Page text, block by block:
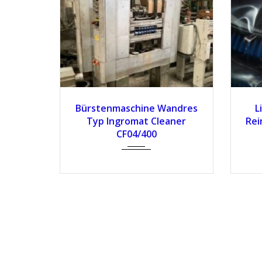
Bürstenmaschine Wandres
Typ Ingromat Cleaner
CF04/400